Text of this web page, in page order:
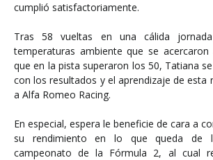
cumplió satisfactoriamente.
Tras 58 vueltas en una cálida
temperaturas ambiente que se
que en la pista superaron los 50, Tatiana
con los resultados y el aprendizaje de esta
a Alfa Romeo Racing.
En especial, espera le beneficie de cara a
su rendimiento en lo que queda de
campeonato de la Fórmula 2, al cual